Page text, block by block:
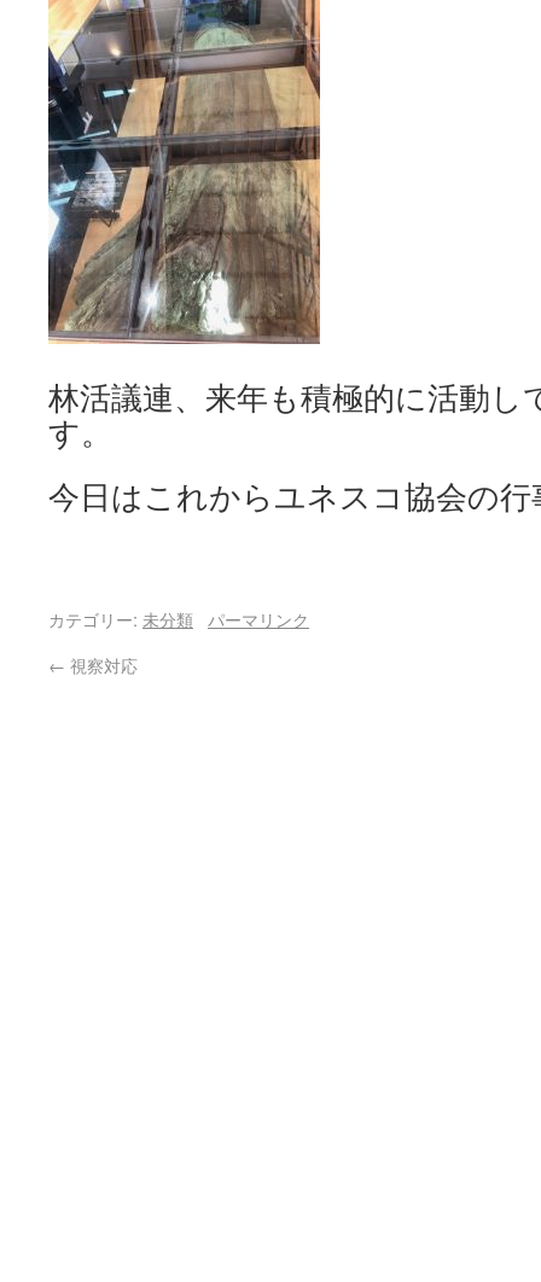
林活議連、来年も積極的に活動し
す。
今日はこれからユネスコ協会の
カテゴリー: 未分類
パーマリンク
← 視察対応